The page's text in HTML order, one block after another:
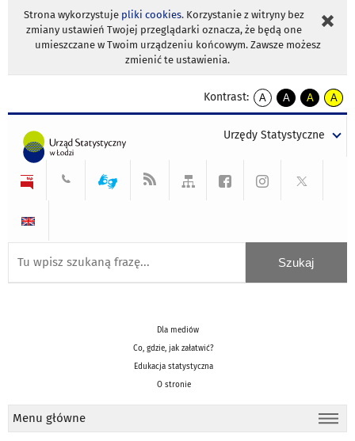
Strona wykorzystuje pliki cookies. Korzystanie z witryny bez
zmiany ustawień Twojej przeglądarki oznacza, że będą one
umieszczane w Twoim urządzeniu końcowym. Zawsze możesz
zmienić te ustawienia.
Kontrast:
A
kontrast
A
kontrast
tekst
czarnym
A
kontrast
tekst
czarnym
A
tekst
żółtym
Urzędy Statystyczne
Dla mediów
Co, gdzie, jak załatwić?
Edukacja statystyczna
O stronie
Menu główne